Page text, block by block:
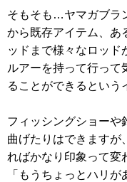
そもそも…ヤマガブラ
から既存アイテム、あ
ッドまで様々なロッド
ルアーを持って行って
ることができるという
フィッシングショーや
曲げたりはできますが
ればかなり印象って変
「もうちょっとハリ